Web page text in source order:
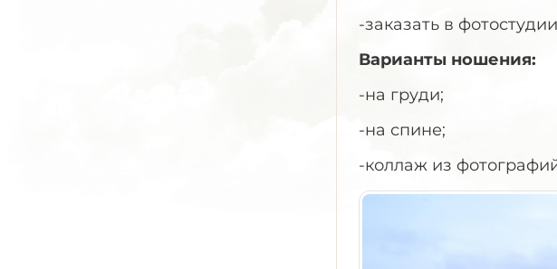
-заказать в
Варианты ношения:
-на груди;
-на спине;
-коллаж из